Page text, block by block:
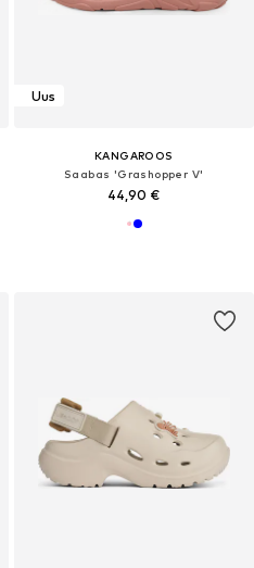
Uus
KANGAROOS
Saabas 'Grashopper V'
44,90 €